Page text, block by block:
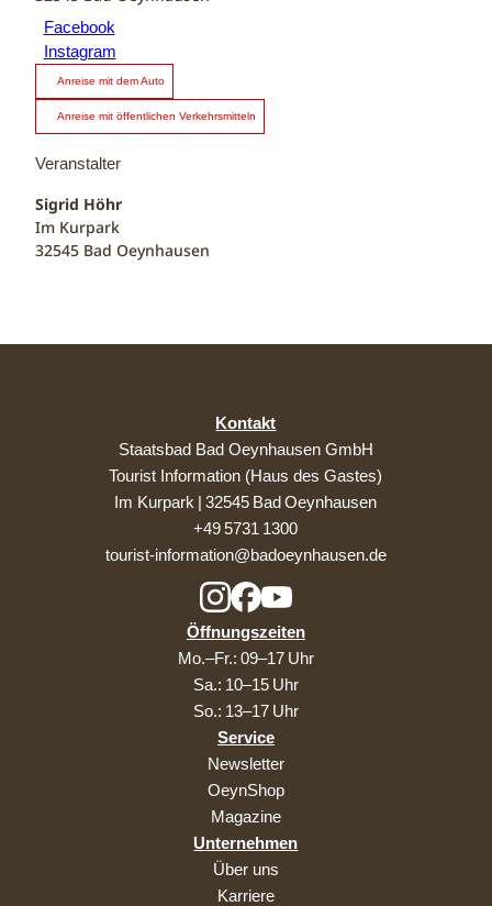
Facebook
Instagram
Anreise mit dem Auto
Anreise mit öffentlichen Verkehrsmitteln
Veranstalter
Sigrid Höhr
Im Kurpark
32545 Bad Oeynhausen
Kontakt
Staatsbad Bad Oeynhausen GmbH
Tourist Information (Haus des Gastes)
Im Kurpark | 32545 Bad Oeynhausen
+49 5731 1300
tourist-information@badoeynhausen.de
Öffnungszeiten
Mo.–Fr.: 09–17 Uhr
Sa.: 10–15 Uhr
So.: 13–17 Uhr
Service
Newsletter
OeynShop
Magazine
Unternehmen
Über uns
Karriere